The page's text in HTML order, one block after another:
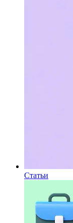
Статьи